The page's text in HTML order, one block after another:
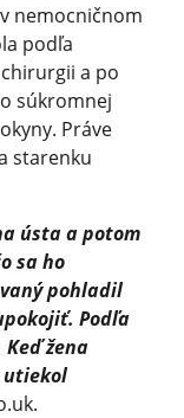
nemocničnom
podľa
a po
súkromnej
Práve
starenku
ústa a potom
sa ho
pohladil
Podľa
žena
utiekol